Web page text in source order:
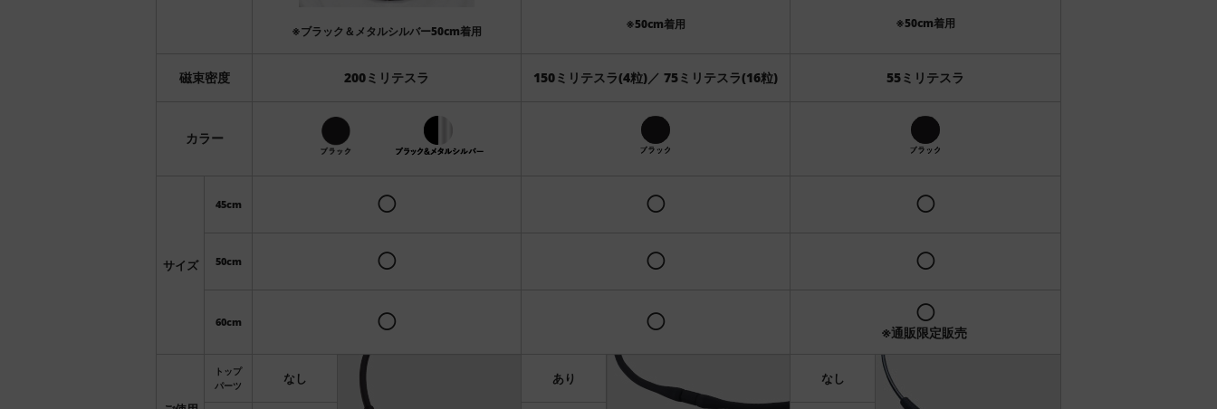
※ブラック＆メタルシルバー50cm着用 ※50cm着用 ※50cm着用
磁束密度 200ミリテスラ 150ミリテスラ(4粒)／ 75ミリテスラ(16粒) 55ミリテスラ
カラー
サイズ
45cm ◯ ◯ ◯
50cm ◯ ◯ ◯
60cm ◯ ◯ ◯
※通販限定販売
トップ
パーツ
なし あり なし